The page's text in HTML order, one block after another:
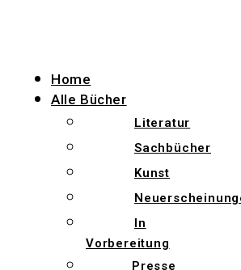
Home
Alle Bücher
Literatur
Sachbücher
Kunst
In
Vorbereitung
Presse